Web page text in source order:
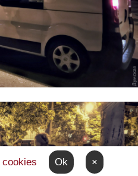
cookies Ok ×